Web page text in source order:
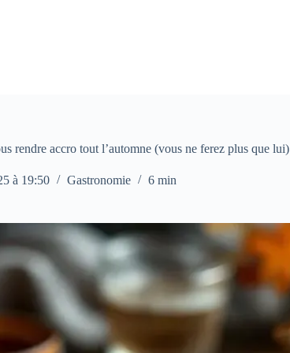
rendre accro tout l’automne (vous ne ferez plus que lui)
à 19:50 Gastronomie 6 min